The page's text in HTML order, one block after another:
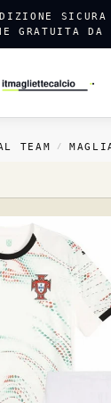
SICURA
GRATUITA
TEAM /